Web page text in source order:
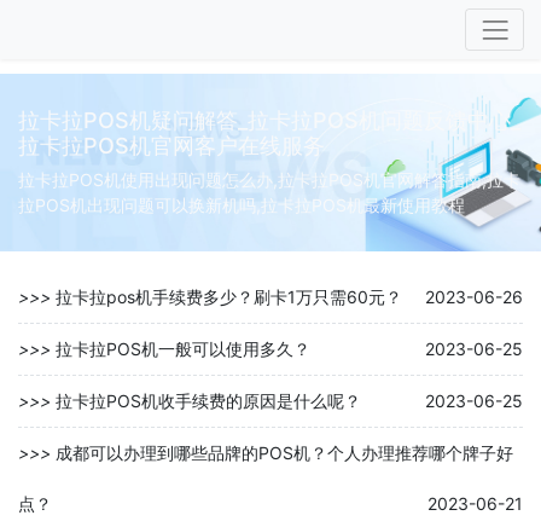
拉卡拉POS机疑问解答_拉卡拉POS机问题反馈中心_
拉卡拉POS机官网客户在线服务
拉卡拉POS机使用出现问题怎么办,拉卡拉POS机官网解答指南,拉卡
拉POS机出现问题可以换新机吗,拉卡拉POS机最新使用教程
>>> 拉卡拉pos机手续费多少？刷卡1万只需60元？ 2023-06-26
>>> 拉卡拉POS机一般可以使用多久？ 2023-06-25
>>> 拉卡拉POS机收手续费的原因是什么呢？ 2023-06-25
>>> 成都可以办理到哪些品牌的POS机？个人办理推荐哪个牌子好
点？ 2023-06-21